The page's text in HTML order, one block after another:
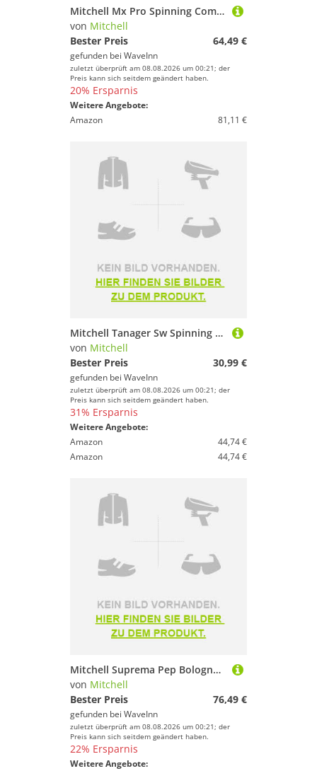
Mitchell Mx Pro Spinning Combo Silber 2.13 m / 5-21 g
von Mitchell
Bester Preis
64,49 €
gefunden bei WaveInn
zuletzt überprüft am 08.08.2026 um 00:21; der
Preis kann sich seitdem geändert haben.
20% Ersparnis
Weitere Angebote:
Amazon
81,11 €
Mitchell Tanager Sw Spinning Rod Weiß 2.72 m / 100-200 g
von Mitchell
Bester Preis
30,99 €
gefunden bei WaveInn
zuletzt überprüft am 08.08.2026 um 00:21; der
Preis kann sich seitdem geändert haben.
31% Ersparnis
Weitere Angebote:
Amazon
44,74 €
Amazon
44,74 €
Mitchell Suprema Pep Bolognese Rod Golden 4.20 m / 10-40 g
von Mitchell
Bester Preis
76,49 €
gefunden bei WaveInn
zuletzt überprüft am 08.08.2026 um 00:21; der
Preis kann sich seitdem geändert haben.
22% Ersparnis
Weitere Angebote: